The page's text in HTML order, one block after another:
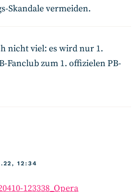
Skandale vermeiden.
nicht viel: es wird nur 1.
Fanclub zum 1. offizielen PB-
12:34